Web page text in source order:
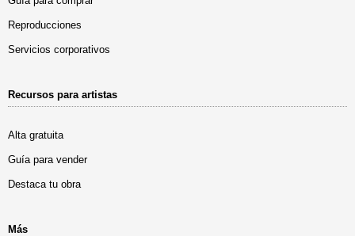
Reproducciones
Servicios corporativos
Recursos para artistas
Alta gratuita
Guía para vender
Destaca tu obra
Más